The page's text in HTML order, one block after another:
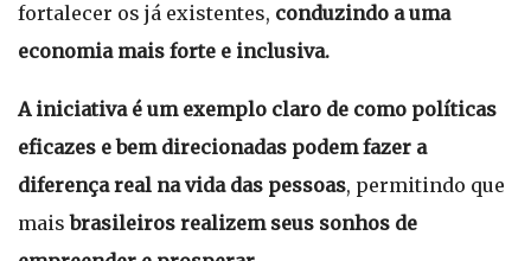
fortalecer os já existentes, conduzindo a uma
economia mais forte e inclusiva.
A iniciativa é um exemplo claro de como políticas
eficazes e bem direcionadas podem fazer a
diferença real na vida das pessoas, permitindo que
maisbrasileiros realizem seus sonhos de